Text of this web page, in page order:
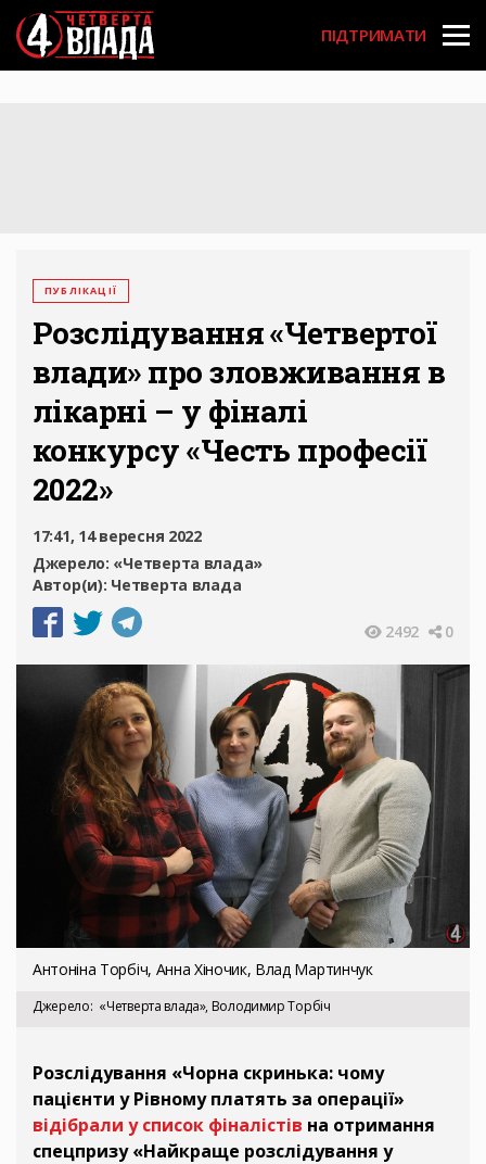
Перейти
до
основного
вмісту
User
account
ПІДТРИМАТИ
ПУБЛІКАЦІЇ
Розслідування «Четвертої
влади» про зловживання в
лікарні – у фіналі
конкурсу «Честь професії
2022»
17:41, 14 вересня 2022
Джерело: «Четверта влада»
Автор(и): Четверта влада
2492 0
Антоніна Торбіч, Анна Хіночик, Влад Мартинчук
Джерело «Четверта влада», Володимир Торбіч
Розслідування «Чорна скринька: чому
пацієнти у Рівному платять за операції»
відібрали у список фіналістів на отримання
спецпризу «Найкраще розслідування у